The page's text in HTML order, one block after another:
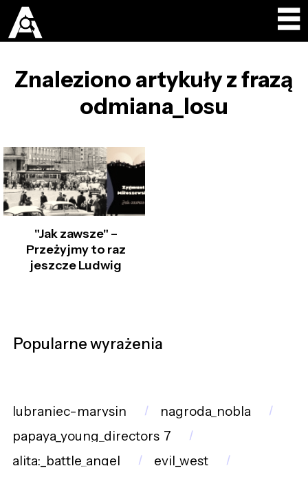
Znaleziono artykuły z frazą
odmiana_losu
"Jak zawsze" –
Przeżyjmy to raz
jeszcze Ludwig
Popularne wyrażenia
lubraniec-marysin
nagroda_nobla
papaya_young_directors_7
alita:_battle_angel
evil_west